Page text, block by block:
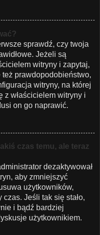
sprawdź, czy twoja
Jeżeli są
witryny i zapytaj,
prawdopodobieństwo,
witryny, na której
z właścicielem witryny i
on go naprawić.
czas temu, ale teraz
dezaktywował
aby zmniejszyć
użytkowników,
czas. Jeśli tak się stało,
i bądź bardziej
użytkownikiem.